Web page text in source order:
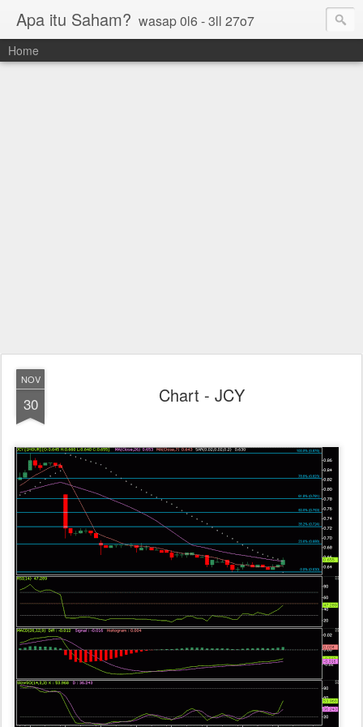
Apa itu Saham? wasap 0l6 - 3ll 27o7
Home
NOV
30 Chart - JCY